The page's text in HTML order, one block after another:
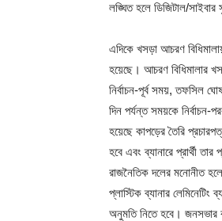
লঙ্ঘিত হলে ডিজিটাল/
এদিকে খসড়া আচরণ
হয়েছে। আচরণ বিধিমালার
নির্বাচন-পূর্ব সময়, তফসিল
দিন পর্যন্ত সময়কে নির্বাচন-
হয়েছে কাপড়ের তৈরি
হবে এবং ব্যানারে প্রার্থী
রাজনৈতিক দলের মনোনীত হলে
প্লাস্টিক ব্যানার
অনুমতি নিতে হবে। জনসভার